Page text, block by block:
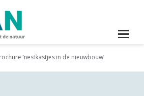
‘nestkastjes in de nieuwbouw’